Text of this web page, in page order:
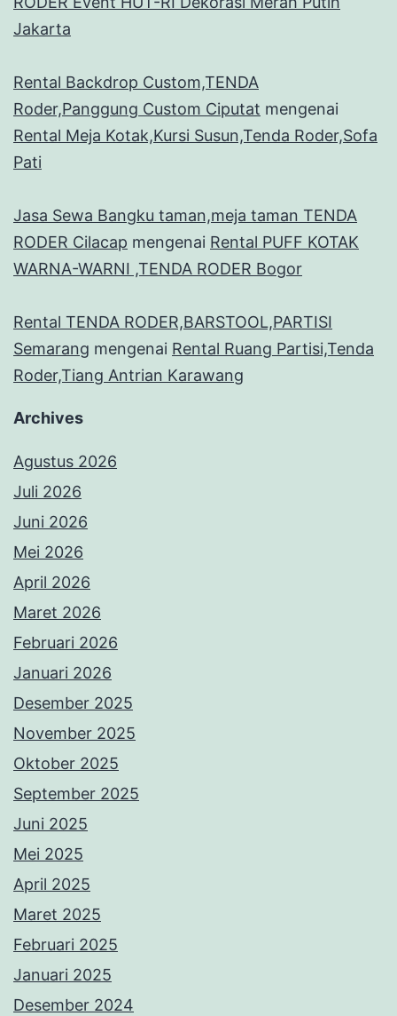
Jakarta
Rental Backdrop Custom,TENDA
Roder,Panggung Custom Ciputat mengenai
Rental Meja Kotak,Kursi Susun,Tenda Roder,Sofa
Pati
Jasa Sewa Bangku taman,meja taman TENDA
RODER Cilacap mengenai Rental PUFF KOTAK
WARNA-WARNI ,TENDA RODER Bogor
Rental TENDA RODER,BARSTOOL,PARTISI
Semarang mengenai Rental Ruang Partisi,Tenda
Roder,Tiang Antrian Karawang
Archives
Agustus 2026
Juli 2026
Juni 2026
Mei 2026
April 2026
Maret 2026
Februari 2026
Januari 2026
Desember 2025
November 2025
Oktober 2025
September 2025
Juni 2025
Mei 2025
April 2025
Maret 2025
Februari 2025
Januari 2025
Desember 2024